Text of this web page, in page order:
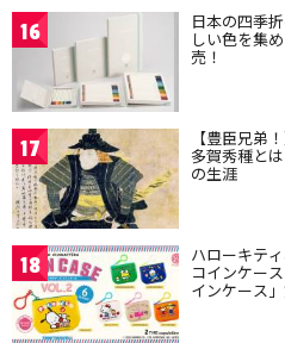
16 日本の四季
しい色を集
売！
17 【豊臣兄弟
多賀秀種と
の生涯
18 ハローキテ
コインケー
インケース